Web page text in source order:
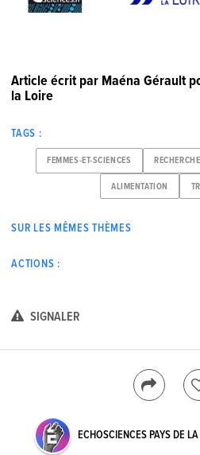
Article écrit par Maéna Gérault
la Loire
TAGS :
FEMMES-ET-SCIENCES
ALIMENTATION
SUR LES MÊMES THÈMES
ACTIONS :
SIGNALER
ECHOSCIENCES PAYS DE